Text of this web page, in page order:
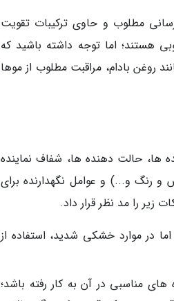
مطلوب و حاوی ترکیبات تقویت
هستند؛ اما توجه داشته باشید که
روغن بادام، مراقبت مطلوب از موها
ها، حالت دهنده ها، شفاف نماینده
و رنگ و...) و عوامل نگهدارنده برای
زیر را مد نظر قرار داد.
در موارد خشکی شدید، استفاده از
مناسبی در آن به کار رفته باشد؛